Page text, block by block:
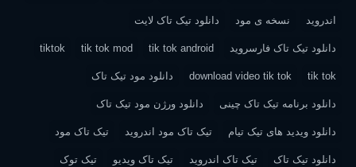
اندروید نسخه ی مود دانلود تیک تاک لایت
دانلود تیک تاک فارسروید tik tok android
tik tok mod
tiktok
tik tok
download video tik tok دانلود مود تیک تاک
دانلود برنامه تیک تاک چینی دانلود ورژن مود تیک تاک
دانلود ویدید های تیک تیام تیک تاک مود اندروید تیک تاک مود
دانلود تیک تاک تیک تاک اندروید تیک تاک ویدیو تیک توک